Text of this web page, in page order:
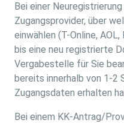
Bei einer
Zugangsprovider, über
einwählen (T-Online,
bis eine neu registrierte
Vergabestelle für Sie
bereits innerhalb von 1-2
Zugangsdaten erhalten
Bei einem KK-Antrag/